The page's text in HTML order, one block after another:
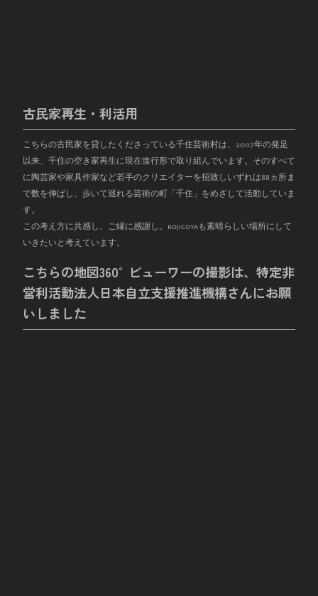
古民家再生・利活用
こちらの古民家を貸したくださっている千住芸術村は、 2007年の発足
以来、千住の空き家再生に現在進行形で取り組んでいます。そのすべて
に陶芸家や家具作家など若手のクリエイターを招致しいずれは88ヵ所ま
で数を伸ばし、歩いて巡れる芸術の町「千住」をめざして活動していま
す。
この考え方に共感し、ご縁に感謝し。rojicoyaも素晴らしい場所にして
いきたいと考えています。
こちらの地図360°ビューワーの撮影は、特定非
営利活動法人日本自立支援推進機構さんにお願
いしました